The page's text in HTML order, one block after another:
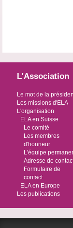
L'Association
Le mot de la
Les missions d'ELA
L'organisation
ELA en Suisse
Le comité
Les membres
d'honneur
L'équipe
Adresse de
Formulaire de
contact
ELA en Europe
Les publications